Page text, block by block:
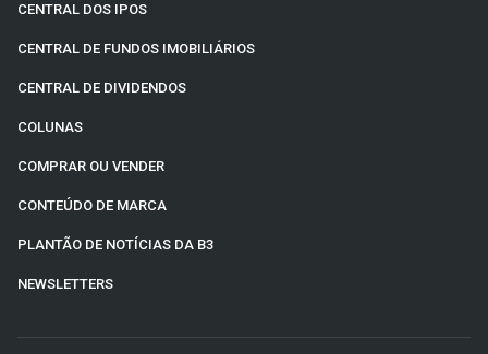
CENTRAL DOS IPOS
CENTRAL DE FUNDOS IMOBILIÁRIOS
CENTRAL DE DIVIDENDOS
COLUNAS
COMPRAR OU VENDER
CONTEÚDO DE MARCA
PLANTÃO DE NOTÍCIAS DA B3
NEWSLETTERS